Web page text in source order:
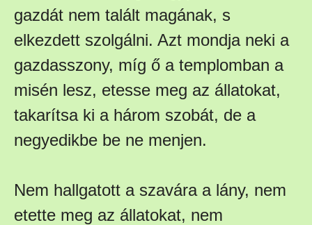
gazdát nem talált magának, s
elkezdett szolgálni. Azt mondja neki a
gazdasszony, míg ő a templomban a
misén lesz, etesse meg az állatokat,
takarítsa ki a három szobát, de a
negyedikbe be ne menjen.
Nem hallgatott a szavára a lány, nem
etette meg az állatokat, nem